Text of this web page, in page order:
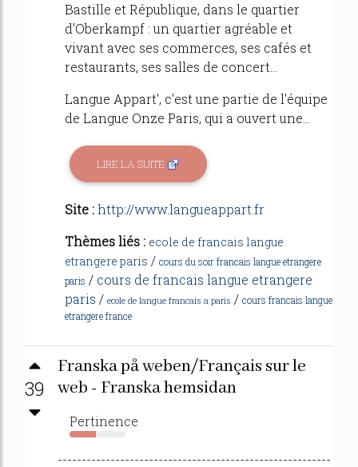
Bastille et République, dans le quartier
d'Oberkampf : un quartier agréable et
vivant avec ses commerces, ses cafés et
restaurants, ses salles de concert...
Langue Appart', c'est une partie de l'équipe
de Langue Onze Paris, qui a ouvert une...
LIRE LA SUITE
Site :http://www.langueappart.fr
Thèmes liés : ecole de francais langue
etrangere paris / cours du soir francais langue etrangere
paris / cours de francais langue etrangere
paris / ecole de langue francais a paris / cours francais langue
etrangere france
39
Franska på weben/Français sur le
web - Franska hemsidan
Pertinence
47%
---------------------------------------------------------